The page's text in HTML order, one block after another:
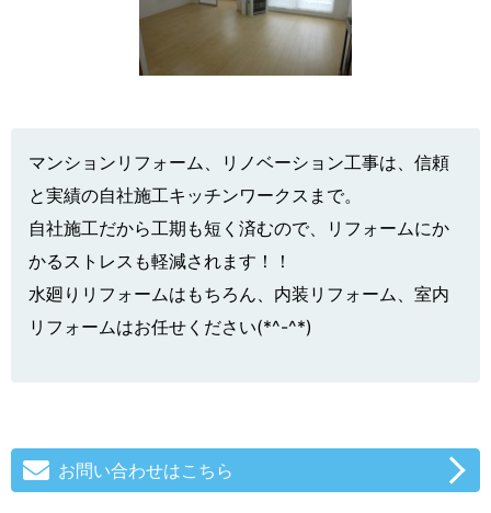
マンションリフォーム、リノベーション工事は、信頼
と実績の自社施工キッチンワークスまで。
自社施工だから工期も短く済むので、リフォームにか
かるストレスも軽減されます！！
水廻りリフォームはもちろん、内装リフォーム、室内
リフォームはお任せください(*^-^*)
お問い合わせはこちら